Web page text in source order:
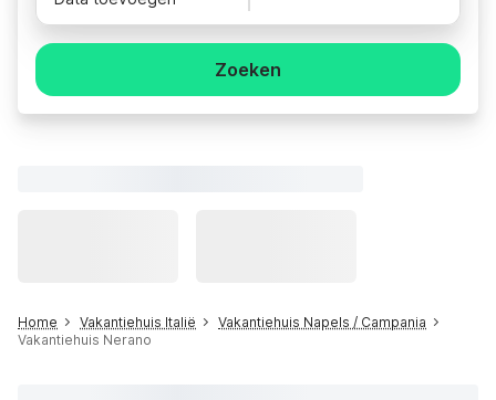
Zoeken
Home Vakantiehuis Italië
Vakantiehuis Napels / Campania
Vakantiehuis Nerano